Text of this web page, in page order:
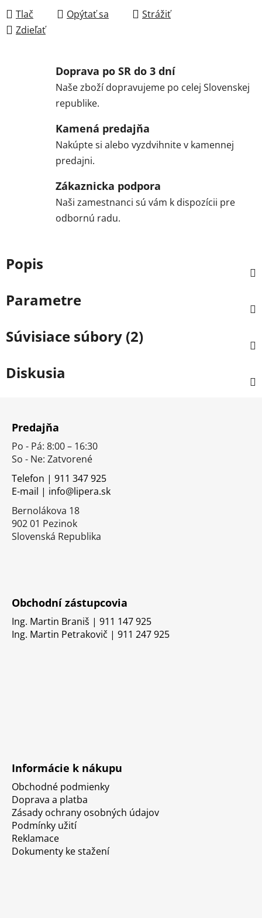
Tlač Opýtať sa
Strážiť
Zdieľať
Doprava po SR do 3 dní
Naše zboží dopravujeme po celej Slovenskej
republike.
Kamená predajňa
Nakúpte si alebo vyzdvihnite v kamennej
predajni.
Zákaznicka podpora
Naši zamestnanci sú vám k dispozícii pre
odbornú radu.
Popis
Parametre
Súvisiace súbory (2)
Diskusia
Predajňa
Po - Pá: 8:00 – 16:30
So - Ne: Zatvorené
Telefon | 911 347 925
E-mail | info@lipera.sk
Bernolákova 18
902 01 Pezinok
Slovenská Republika
Obchodní zástupcovia
Ing. Martin Braniš | 911 147 925
Ing. Martin Petrakovič | 911 247 925
Informácie k nákupu
Obchodné podmienky
Doprava a platba
Zásady ochrany osobných údajov
Podmínky užití
Reklamace
Dokumenty ke stažení